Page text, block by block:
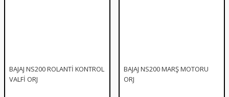
BAJAJ NS200 ROLANTİ KONTROL
VALFİ ORJ
BAJAJ NS200 MARŞ MOTORU
ORJ